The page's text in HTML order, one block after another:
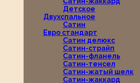
Детское
Двухспальное
Сатин
Евро стандарт
Сатин делюкс
Сатин-страйп
Сатин-фланель
Сатин-тенсел
Сатин-жатый шелк
Сатин-жаккард